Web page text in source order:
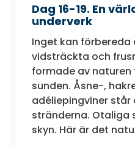
Dag 16-19. En
underverk
Inget kan förbereda
vidsträckta och
formade av naturen
sunden. Åsne-,
adéliepingviner står
stränderna. Otaliga
skyn. Här är det